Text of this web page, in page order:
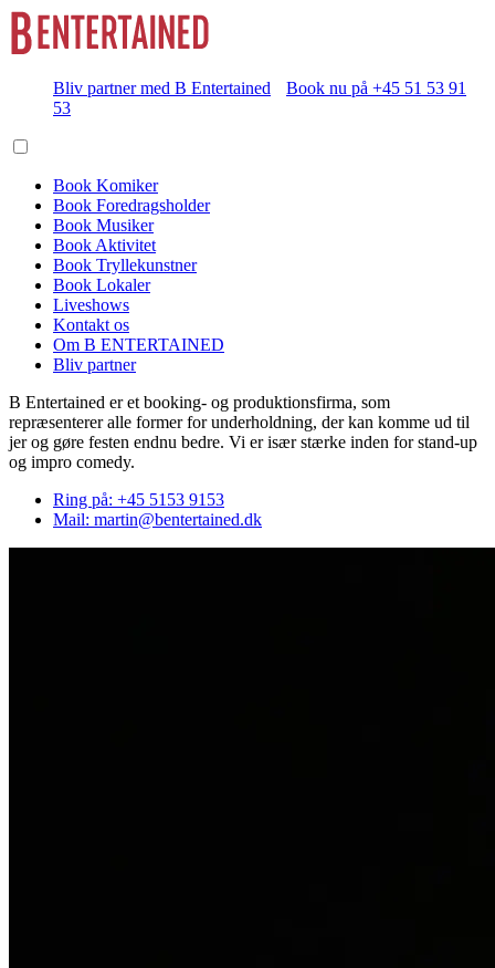
Bliv partner med B Entertained
Book nu på +45 51 53 91
53
Book Komiker
Book Foredragsholder
Book Musiker
Book Aktivitet
Book Tryllekunstner
Book Lokaler
Liveshows
Kontakt os
Om B ENTERTAINED
Bliv partner
B Entertained er et booking- og produktionsfirma, som
repræsenterer alle former for underholdning, der kan komme ud til
jer og gøre festen endnu bedre. Vi er især stærke inden for stand-up
og impro comedy.
Ring på: +45 5153 9153
Mail: martin@bentertained.dk